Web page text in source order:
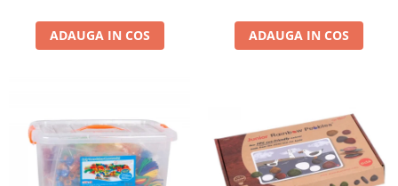
ADAUGA IN COS ADAUGA IN COS